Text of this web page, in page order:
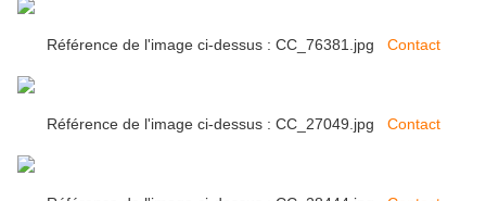
Référence de l'image ci-dessus : CC_76381.jpg Contact
Référence de l'image ci-dessus : CC_27049.jpg Contact